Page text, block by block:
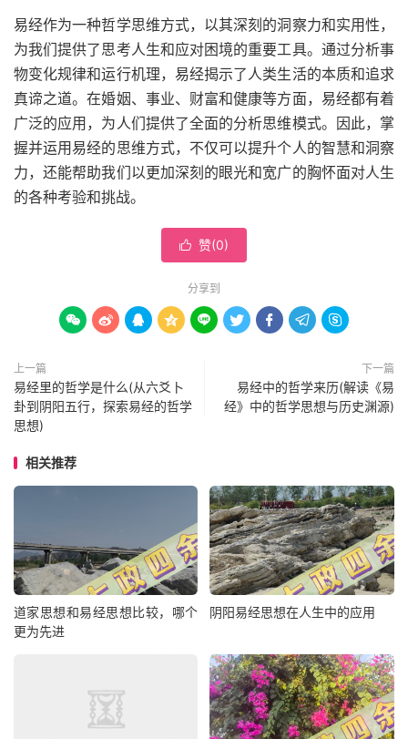
易经作为一种哲学思维方式，以其深刻的洞察力和实用性，
为我们提供了思考人生和应对困境的重要工具。通过分析事
物变化规律和运行机理，易经揭示了人类生活的本质和追求
真谛之道。在婚姻、事业、财富和健康等方面，易经都有着
广泛的应用，为人们提供了全面的分析思维模式。因此，掌
握并运用易经的思维方式，不仅可以提升个人的智慧和洞察
力，还能帮助我们以更加深刻的眼光和宽广的胸怀面对人生
的各种考验和挑战。
 赞(0)
分享到
        
上一篇
易经里的哲学是什么(从六爻卜
卦到阴阳五行，探索易经的哲学
思想)
下一篇
易经中的哲学来历(解读《易
经》中的哲学思想与历史渊源)
相关推荐
道家思想和易经思想比较，哪个
更为先进
阴阳易经思想在人生中的应用